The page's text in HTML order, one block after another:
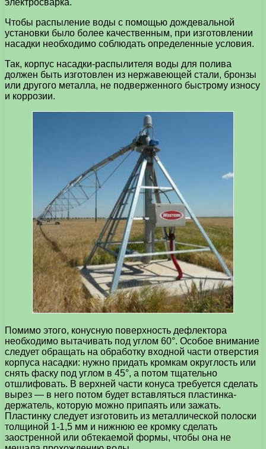
электросварка.
Чтобы распыление воды с помощью дождевальной
установки было более качественным, при изготовлении
насадки необходимо соблюдать определенные условия.
Так, корпус насадки-распылителя воды для полива
должен быть изготовлен из нержавеющей стали, бронзы
или другого металла, не подверженного быстрому износу
и коррозии.
Помимо этого, конусную поверхность дефлектора
необходимо вытачивать под углом 60°. Особое внимание
следует обращать на обработку входной части отверстия
корпуса насадки: нужно придать кромкам округлость или
снять фаску под углом в 45°, а потом тщательно
отшлифовать. В верхней части конуса требуется сделать
вырез — в него потом будет вставляться пластинка-
держатель, которую можно припаять или зажать.
Пластинку следует изготовить из металлической полоски
толщиной 1-1,5 мм и нижнюю ее кромку сделать
заостренной или обтекаемой формы, чтобы она не